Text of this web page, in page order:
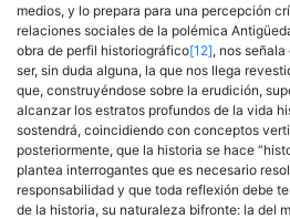
medios, y lo prepara para una percepción
relaciones sociales de la polémica
obra de perfil historiográfico[12], nos
ser, sin duda alguna, la que nos llega
que, construyéndose sobre la erudición,
alcanzar los estratos profundos de la vida
sostendrá, coincidiendo con conceptos
posteriormente, que la historia se hace
plantea interrogantes que es necesario
responsabilidad y que toda reflexión debe
de la historia, su naturaleza bifronte: la del